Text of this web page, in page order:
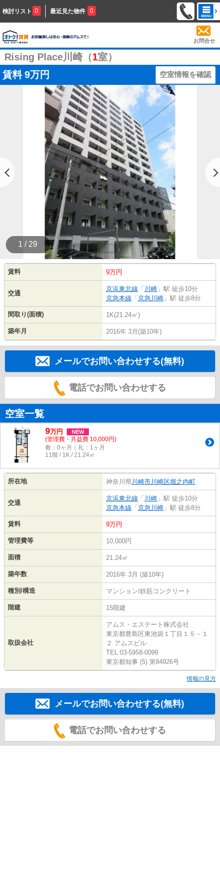
検討リスト 0 最近見た物件 0
お問合せ
Rising Place川崎（1室）
賃料 9万円 空室情報を確認
1 / 29
賃料 9万円
交通
京浜東北線 「 川崎 」駅 徒歩10分
京急本線 「 京急川崎 」駅 徒歩8分
間取り(面積) 1K(21.24㎡)
築年月 2016年 3月(築10年)
メールでお問い合わせする(無料)
電話でお問い合わせする
空室一覧
9万円 NEW
(管理費・共益費 10,000円)
敷：0ヶ月｜礼：1ヶ月
11階 / 1K / 21.24㎡
所在地 神奈川県川崎市川崎区堀之内町
交通
京浜東北線 「 川崎 」駅 徒歩10分
京急本線 「 京急川崎 」駅 徒歩8分
賃料 9万円
管理費等 10,000円
面積 21.24㎡
築年数 2016年 3月 (築10年)
種別/構造 マンション/鉄筋コンクリート
階建 15階建
取扱会社
アムス・エステート株式会社
東京都豊島区東池袋１丁目１５－１
２ アムスビル
TEL:03-5958-0099
東京都知事 (5) 第84926号
情報の見方
メールでお問い合わせする(無料)
電話でお問い合わせする